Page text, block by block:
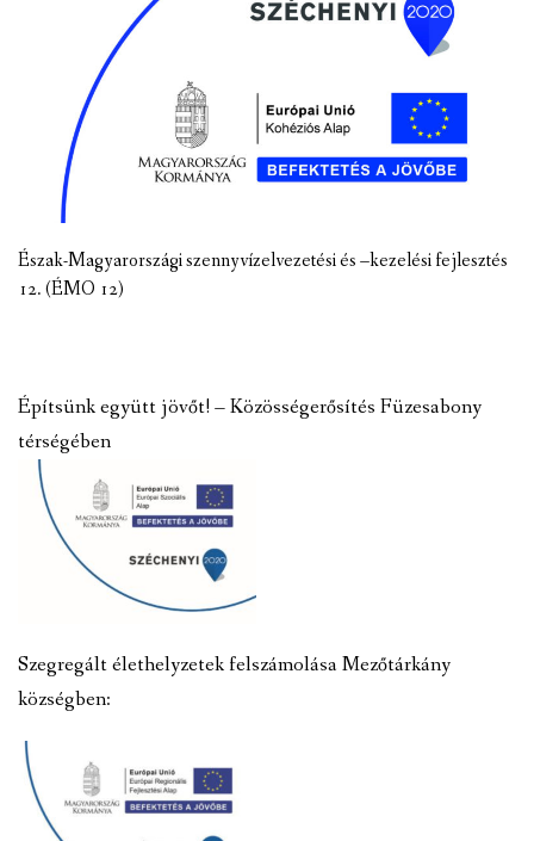
Észak-Magyarországi szennyvízelvezetési és –kezelési fejlesztés
12. (ÉMO 12)
Építsünk együtt jövőt! – Közösségerősítés Füzesabony
térségében
Szegregált élethelyzetek felszámolása Mezőtárkány
községben: